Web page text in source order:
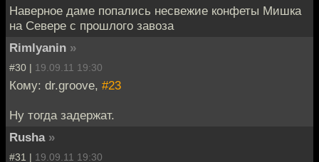
Наверное даме попались несвежие конфеты Мишка
на Севере с прошлого завоза
Rimlyanin »
#30 | 19.09.11 19:30
Кому: dr.groove, #23
Ну тогда задержат.
Rusha »
#31 | 19.09.11 19:30